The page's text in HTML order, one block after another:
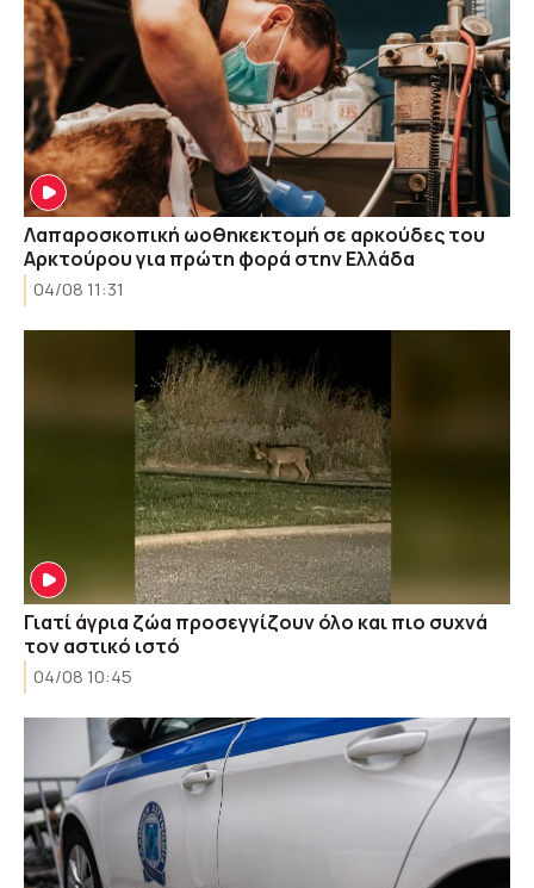
Λαπαροσκοπική ωοθηκεκτομή σε αρκούδες του
Αρκτούρου για πρώτη φορά στην Ελλάδα
04/08 11:31
Γιατί άγρια ζώα προσεγγίζουν όλο και πιο συχνά
τον αστικό ιστό
04/08 10:45